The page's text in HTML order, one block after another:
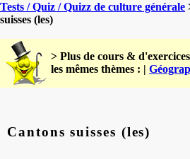
Tests / Quiz / Quizz de culture générale
suisses (les)
> Plus de cours &
les mêmes thèmes : |
Cantons suisses (les)